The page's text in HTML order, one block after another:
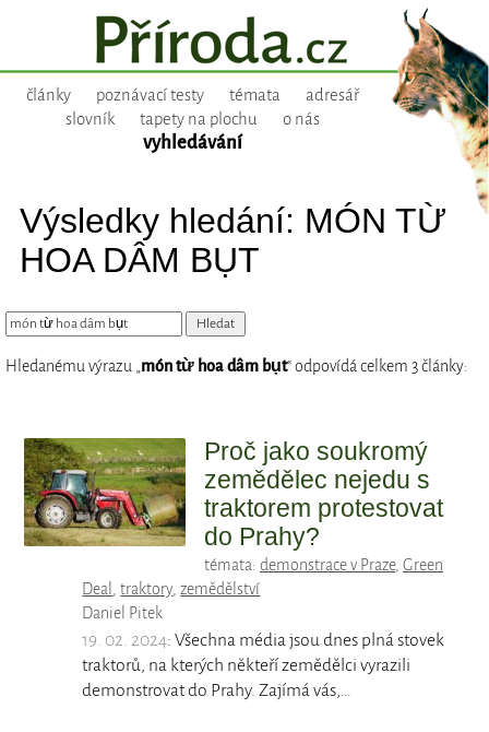
články poznávací testy témata
adresář
slovník
tapety na plochu o nás
vyhledávání
Výsledky hledání: MÓN TỪ
HOA DÂM BỤT
Hledanému výrazu „món từ hoa dâm bụt“ odpovídá celkem 3 články:
Proč jako soukromý
zemědělec nejedu s
traktorem protestovat
do Prahy?
témata: demonstrace v Praze, Green
Deal ,traktory,zemědělství
Daniel Pitek
19. 02. 2024: Všechna média jsou dnes plná stovek
traktorů, na kterých někteří zemědělci vyrazili
demonstrovat do Prahy. Zajímá vás,…